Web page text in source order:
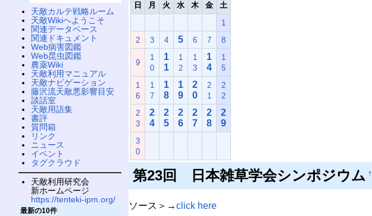
日
月 火 水 木 金
土
1
2
3 4 5 6 7 8
9
1
0
1
1
1
2
1
3
1
4
1
5
1
6
1
7
1
8
1
9
2
0
2
1
2
2
2
3
2
4
2
5
2
6
2
7
2
8
2
9
3
0
第23回 日本雑草学会シンポジウム †
ソース＞→click here
天敵カルテ戦略ルーム
天敵Wikiへようこそ
関連データベース
関連ドキュメント
Web病害図鑑
Web昆虫図鑑
農薬Wiki
天敵利用マニュアル
天敵ナビゲーション
藤沢流天敵悪影響目安
談話室
天敵用語集
書評
質問箱
リンク
ニュース
イベント
タグクラウド
天敵利用研究会
新ホームページ
https://tenteki-ipm.org/
最新の10件